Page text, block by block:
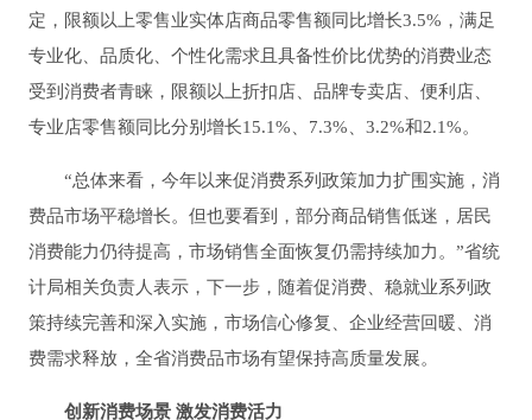
定，限额以上零售业实体店商品零售额同比增长3.5%，满足
专业化、品质化、个性化需求且具备性价比优势的消费业态
受到消费者青睐，限额以上折扣店、品牌专卖店、便利店、
专业店零售额同比分别增长15.1%、7.3%、3.2%和2.1%。
“总体来看，今年以来促消费系列政策加力扩围实施，消
费品市场平稳增长。但也要看到，部分商品销售低迷，居民
消费能力仍待提高，市场销售全面恢复仍需持续加力。”省统
计局相关负责人表示，下一步，随着促消费、稳就业系列政
策持续完善和深入实施，市场信心修复、企业经营回暖、消
费需求释放，全省消费品市场有望保持高质量发展。
创新消费场景 激发消费活力